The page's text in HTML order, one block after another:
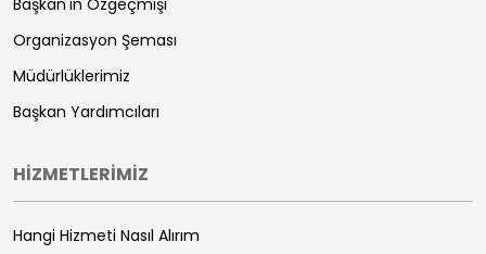
Başkan'ın Özgeçmişi
Organizasyon Şeması
Müdürlüklerimiz
Başkan Yardımcıları
HİZMETLERİMİZ
Hangi Hizmeti Nasıl Alırım